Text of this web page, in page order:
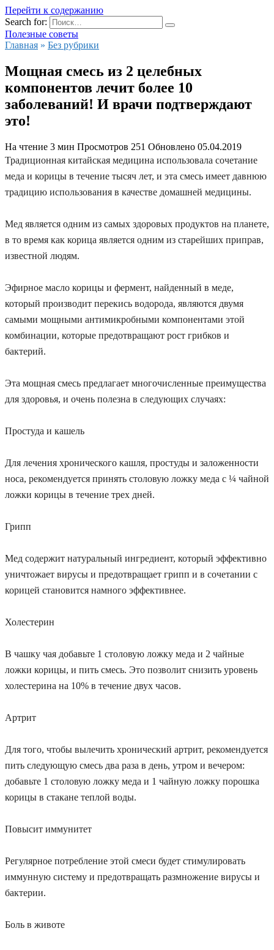
Перейти к содержанию
Search for:
Полезные советы
Главная » Без рубрики
Мощная смесь из 2 целебных
компонентов лечит более 10
заболеваний! И врачи подтверждают
это!
На чтение 3 мин Просмотров 251 Обновлено 05.04.2019
Традиционная китайская медицина использовала сочетание
меда и корицы в течение тысяч лет, и эта смесь имеет давнюю
традицию использования в качестве домашней медицины.
Мед является одним из самых здоровых продуктов на планете,
в то время как корица является одним из старейших приправ,
известной людям.
Эфирное масло корицы и фермент, найденный в меде,
который производит перекись водорода, являются двумя
самыми мощными антимикробными компонентами этой
комбинации, которые предотвращают рост грибков и
бактерий.
Эта мощная смесь предлагает многочисленные преимущества
для здоровья, и очень полезна в следующих случаях:
Простуда и кашель
Для лечения хронического кашля, простуды и заложенности
носа, рекомендуется принять столовую ложку меда с ¼ чайной
ложки корицы в течение трех дней.
Грипп
Мед содержит натуральный ингредиент, который эффективно
уничтожает вирусы и предотвращает грипп и в сочетании с
корицей становится намного эффективнее.
Холестерин
В чашку чая добавьте 1 столовую ложку меда и 2 чайные
ложки корицы, и пить смесь. Это позволит снизить уровень
холестерина на 10% в течение двух часов.
Артрит
Для того, чтобы вылечить хронический артрит, рекомендуется
пить следующую смесь два раза в день, утром и вечером:
добавьте 1 столовую ложку меда и 1 чайную ложку порошка
корицы в стакане теплой воды.
Повысит иммунитет
Регулярное потребление этой смеси будет стимулировать
иммунную систему и предотвращать размножение вирусы и
бактерии.
Боль в животе